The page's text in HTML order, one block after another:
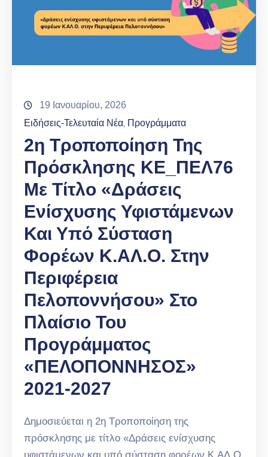
19 Ιανουαρίου, 2026
Ειδήσεις-Τελευταία Νέα Προγράμματα
2η Τροποποίηση Της
Πρόσκλησης ΚΕ_ΠΕΛ76
Με Τίτλο «Δράσεις
Ενίσχυσης Υφιστάμενων
Και Υπό Σύσταση
Φορέων Κ.ΑΛ.Ο. Στην
Περιφέρεια
Πελοποννήσου» Στο
Πλαίσιο Του
Προγράμματος
«ΠΕΛΟΠΟΝΝΗΣΟΣ»
2021-2027
Δημοσιεύεται η 2η Τροποποίηση της
πρόσκλησης με τίτλο «Δράσεις ενίσχυσης